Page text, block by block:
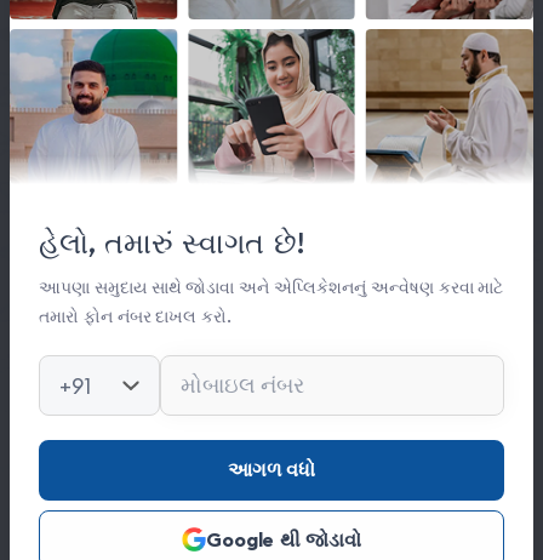
લિંક્સ
સંસ્થા વિષે
સંપર્ક
કિતાબ લાઈબ્રેરી
ફોટો ગેલેરી
સંપર્ક
0278 251 0056
hajinajitrust@gmail.com
હેલો, તમારું સ્વાગત છે!
આપણા સમુદાય સાથે જોડાવા અને એપ્લિકેશનનું અન્વેષણ કરવા માટે
તમારો ફોન નંબર દાખલ કરો.
+91
આગળ વધો
Google થી જોડાવો